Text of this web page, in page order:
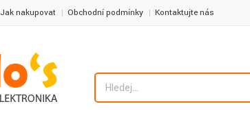
Jak nakupovat Obchodní podmínky Kontaktujte nás